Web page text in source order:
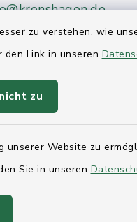
zu verstehen, wie
Link in unseren
zu
Website zu
Sie in unseren
115
Schleswig-
Rendsburg-Eckernförde